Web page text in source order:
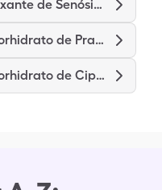
Laxante de Senósidos
Clorhidrato de Prazosina
Clorhidrato de Ciproheptadina